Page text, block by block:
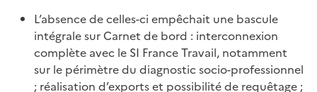
L’absence de celles-ci empêchait une bascule
intégrale sur Carnet de bord : interconnexion
complète avec le SI France Travail, notamment
sur le périmètre du diagnostic socio-professionnel
; réalisation d’exports et possibilité de requêtage ;